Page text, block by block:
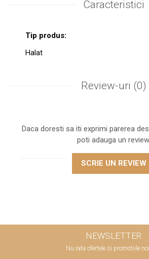
Caracteristici
Tip produs:
Halat
Review-uri (0)
Daca doresti sa iti exprimi parerea
poti adauga un review.
SCRIE UN REVIEW
NEWSLETTER
Nu rata ofertele si promotiile